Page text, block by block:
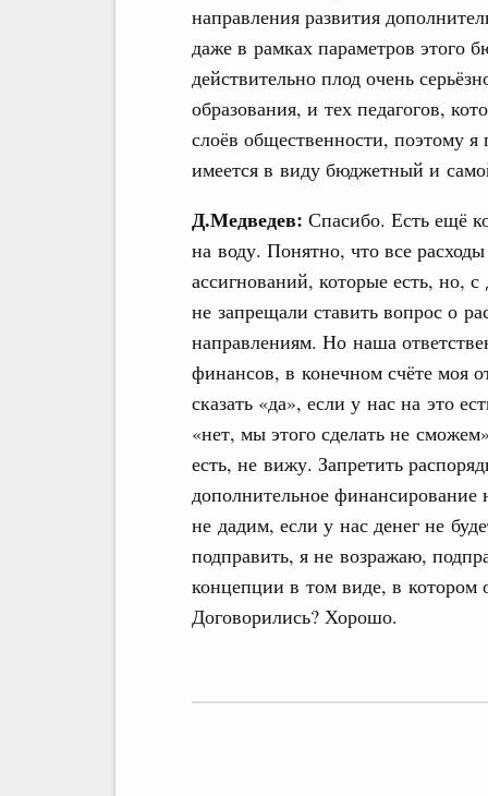
направления развития
даже в рамках параметров этого
действительно плод очень
образования, и тех педагогов,
слоёв общественности, поэтому я
имеется в виду бюджетный и
Д.Медведев: Спасибо. Есть ещё
на воду. Понятно, что все
ассигнований, которые есть, но,
не запрещали ставить вопрос о
направлениям. Но наша
финансов, в конечном счёте моя
сказать «да», если у нас на это
«нет, мы этого сделать не
есть, не вижу. Запретить
дополнительное
не дадим, если у нас денег не
подправить, я не возражаю,
концепции в том виде, в
Договорились? Хорошо.